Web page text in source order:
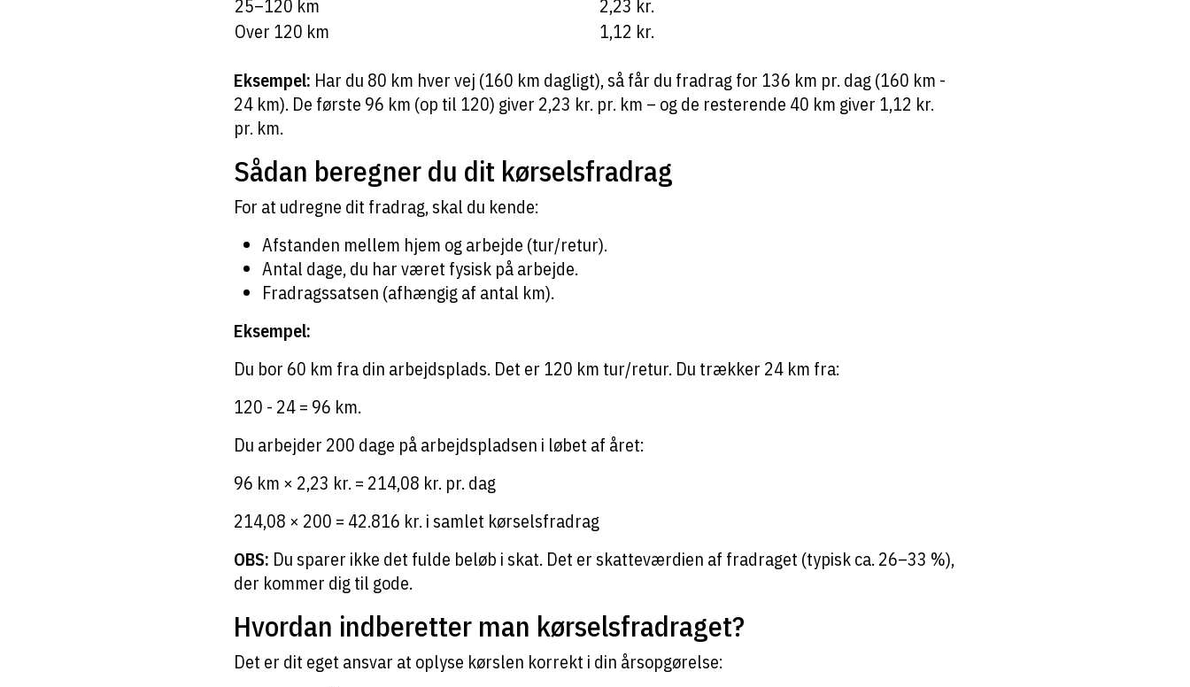
25–120 km
2,23 kr.
Over 120 km
1,12 kr.
Eksempel: Har du 80 km hver vej (160 km dagligt), så får du fradrag for 136 km pr. dag (160 km -
24 km). De første 96 km (op til 120) giver 2,23 kr. pr. km – og de resterende 40 km giver 1,12 kr.
pr. km.
Sådan beregner du dit kørselsfradrag
For at udregne dit fradrag, skal du kende:
Afstanden mellem hjem og arbejde (tur/retur).
Antal dage, du har været fysisk på arbejde.
Fradragssatsen (afhængig af antal km).
Eksempel:
Du bor 60 km fra din arbejdsplads. Det er 120 km tur/retur. Du trækker 24 km fra:
120 - 24 = 96 km.
Du arbejder 200 dage på arbejdspladsen i løbet af året:
96 km × 2,23 kr. = 214,08 kr. pr. dag
214,08 × 200 = 42.816 kr. i samlet kørselsfradrag
OBS: Du sparer ikke det fulde beløb i skat. Det er skatteværdien af fradraget (typisk ca. 26–33 %),
der kommer dig til gode.
Hvordan indberetter man kørselsfradraget?
Det er dit eget ansvar at oplyse kørslen korrekt i din årsopgørelse: